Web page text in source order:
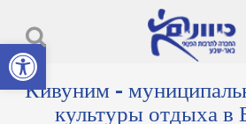
פתח סרגל
Кивуним -
культуры отдыха в